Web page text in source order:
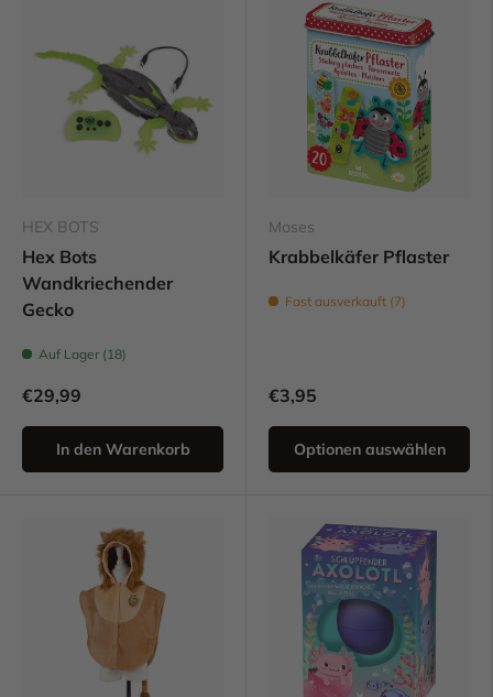
HEX BOTS
Hex Bots
Wandkriechender
Gecko
Auf Lager (18)
€29,99
In den Warenkorb
Moses
Krabbelkäfer Pflaster
Fast ausverkauft (7)
€3,95
Optionen auswählen